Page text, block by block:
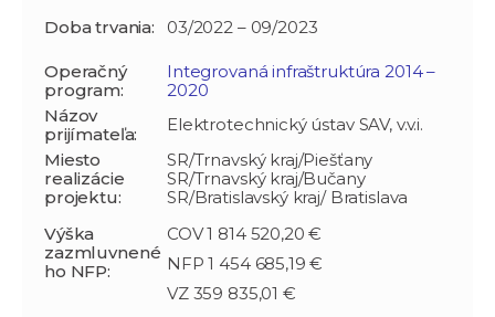
Doba trvania: 03/2022 – 09/2023
Operačný
program:
Integrovaná infraštruktúra 2014 –
2020
Názov
prijímateľa:
Elektrotechnický ústav SAV, v.v.i.
Miesto
realizácie
projektu:
SR/Trnavský kraj/Piešťany
SR/Trnavský kraj/Bučany
SR/Bratislavský kraj/ Bratislava
Výška
zazmluvnené
ho NFP:
COV 1 814 520,20 €
NFP 1 454 685,19 €
VZ 359 835,01 €